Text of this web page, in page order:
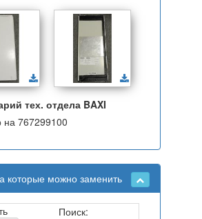
тех. отдела BAXI
767299100
которые можно заменить
Поиск: